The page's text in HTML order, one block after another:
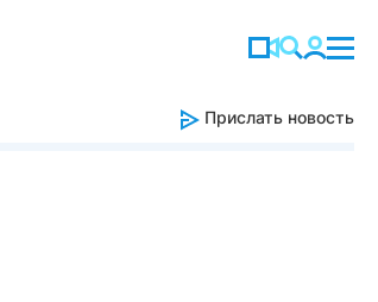
Прислать новость